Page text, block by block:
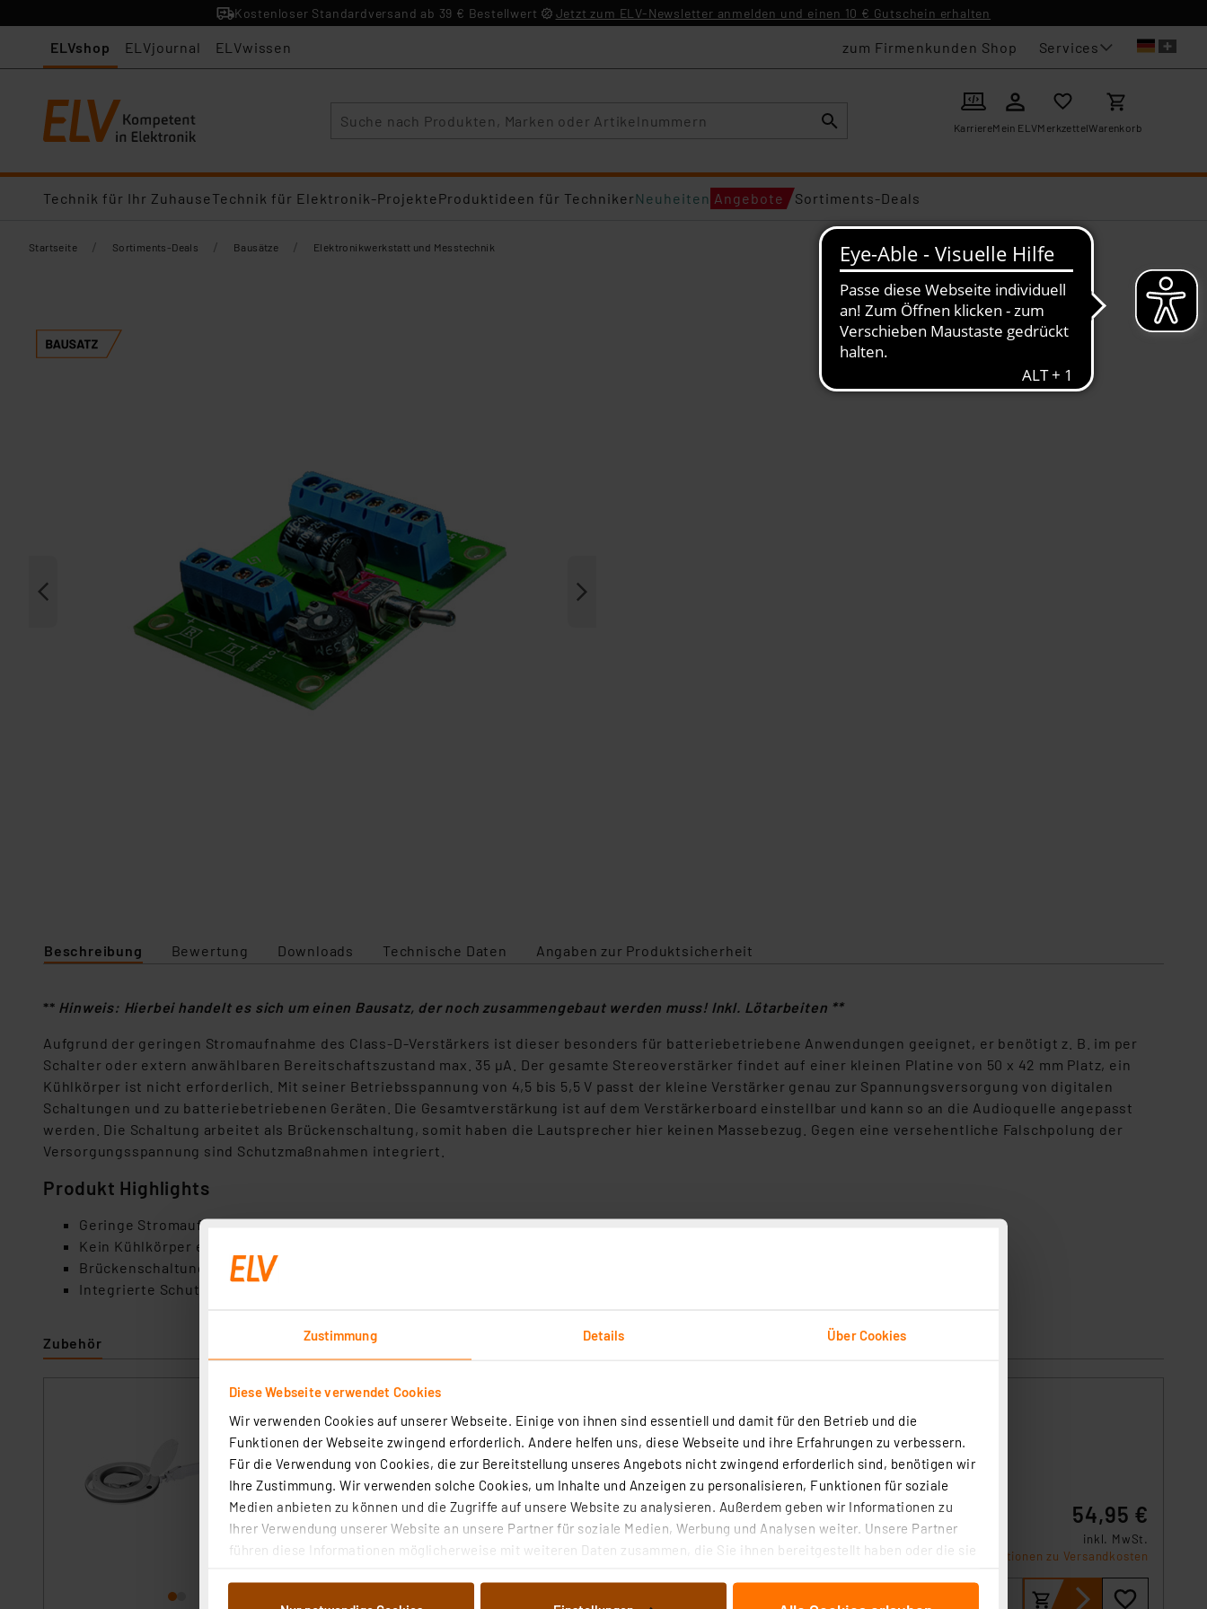
Zustimmung Details Über Cookies
Diese Webseite verwendet Cookies
Wir verwenden Cookies auf unserer Webseite. Einige von ihnen sind essentiell und damit für den Betrieb und die
Funktionen der Webseite zwingend erforderlich. Andere helfen uns, diese Webseite und ihre Erfahrungen zu verbessern.
Für die Verwendung von Cookies, die zur Bereitstellung unseres Angebots nicht zwingend erforderlich sind, benötigen wir
Ihre Zustimmung. Wir verwenden solche Cookies, um Inhalte und Anzeigen zu personalisieren, Funktionen für soziale
Medien anbieten zu können und die Zugriffe auf unsere Website zu analysieren. Außerdem geben wir Informationen zu
Ihrer Verwendung unserer Website an unsere Partner für soziale Medien, Werbung und Analysen weiter. Unsere Partner
führen diese Informationen möglicherweise mit weiteren Daten zusammen, die Sie ihnen bereitgestellt haben oder die sie
Kostenloser Standardversand ab 39 € Bestellwert Jetzt zum ELV-Newsletter anmelden und einen 10 € Gutschein erhalten
ELVshop ELVjournal ELVwissen zum Firmenkunden Shop Services
KarriereMein ELVMerkzettelWarenkorb
Technik für Ihr ZuhauseTechnik für Elektronik-ProjekteProduktideen für TechnikerNeuheiten Angebote Sortiments-Deals
Startseite / Sortiments-Deals / Bausätze / Elektronikwerkstatt und Messtechnik
Beschreibung Bewertung Downloads Technische Daten Angaben zur Produktsicherheit
** Hinweis: Hierbei handelt es sich um einen Bausatz, der noch zusammengebaut werden muss! Inkl. Lötarbeiten **
Aufgrund der geringen Stromaufnahme des Class-D-Verstärkers ist dieser besonders für batteriebetriebene Anwendungen geeignet, er benötigt z. B. im per
Schalter oder extern anwählbaren Bereitschaftszustand max. 35 µA. Der gesamte Stereoverstärker findet auf einer kleinen Platine von 50 x 42 mm Platz, ein
Kühlkörper ist nicht erforderlich. Mit seiner Betriebsspannung von 4,5 bis 5,5 V passt der kleine Verstärker genau zur Spannungsversorgung von digitalen
Schaltungen und zu batteriebetriebenen Geräten. Die Gesamtverstärkung ist auf dem Verstärkerboard einstellbar und kann so an die Audioquelle angepasst
werden. Die Schaltung arbeitet als Brückenschaltung, somit haben die Lautsprecher hier keinen Massebezug. Gegen eine versehentliche Falschpolung der
Versorgungsspannung sind Schutzmaßnahmen integriert.
Produkt Highlights
Geringe Stromaufnahme
Kein Kühlkörper erforderlich
Brückenschaltung
Integrierte Schutzmaßnahmen gegen versehentliche Falschpolung der Versorgungsspannung
Zubehör
ELV LED-Lupenleuchte, 1,75-fache Vergrößerung, 730 Lumen, dimmbar, wechselbare
Linse
Artikel-Nr. 119035
1 2 3 4 5 (25)
Ein echter Helfer in der Werkstatt, im Labor, am Schreibtisch und überall dort, wo kleine Dinge
genau anzusehen bzw. optisch zu vergrößern sind.
Versand an DHL Packstation nicht möglich
Produktdatenblatt
54,95 €
inkl. MwSt.
Informationen zu Versandkosten